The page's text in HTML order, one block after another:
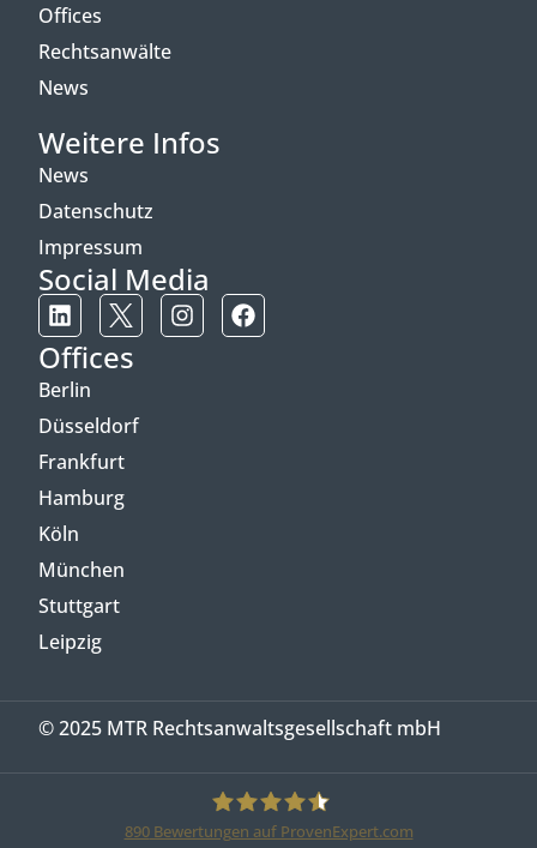
Offices
Rechtsanwälte
News
Weitere Infos
News
Datenschutz
Impressum
Social Media
Offices
Berlin
Düsseldorf
Frankfurt
Hamburg
Köln
München
Stuttgart
Leipzig
© 2025 MTR Rechtsanwaltsgesellschaft mbH
890Bewertungen auf ProvenExpert.com